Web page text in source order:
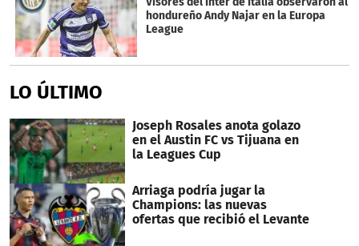
hondureño Andy Najar en la Europa
League
LO ÚLTIMO
Joseph Rosales anota golazo
en el Austin FC vs Tijuana en
la Leagues Cup
Arriaga podría jugar la
Champions: las nuevas
ofertas que recibió el Levante